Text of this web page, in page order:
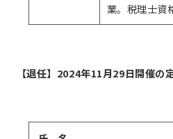
業。税理士資
【退任】2024年11月29日開催の